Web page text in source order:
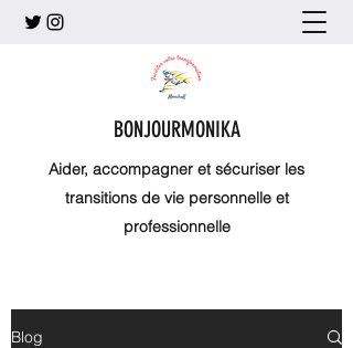
BONJOURMONIKA
Aider, accompagner et sécuriser les
transitions de vie personnelle et
professionnelle
Blog